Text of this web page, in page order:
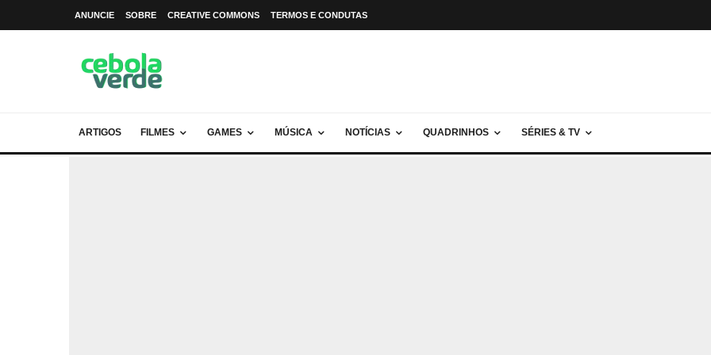
ANUNCIE SOBRE CREATIVE COMMONS TERMOS E CONDUTAS
ARTIGOS FILMES GAMES MÚSICA NOTÍCIAS QUADRINHOS SÉRIES & TV